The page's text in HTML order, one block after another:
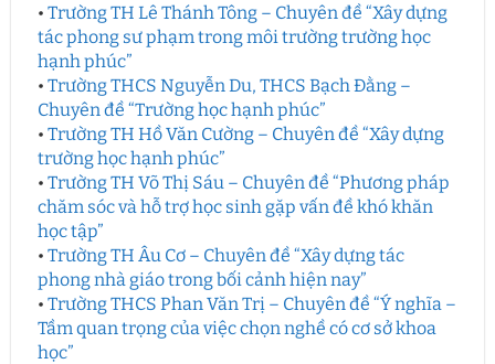
• Trường TH Lê Thánh Tông – Chuyên đề “Xây dựng
tác phong sư phạm trong môi trường trường học
hạnh phúc”
• Trường THCS Nguyễn Du, THCS Bạch Đằng –
Chuyên đề “Trường học hạnh phúc”
• Trường TH Hồ Văn Cường – Chuyên đề “Xây dựng
trường học hạnh phúc”
• Trường TH Võ Thị Sáu – Chuyên đề “Phương pháp
chăm sóc và hỗ trợ học sinh gặp vấn đề khó khăn
học tập”
• Trường TH Âu Cơ – Chuyên đề “Xây dựng tác
phong nhà giáo trong bối cảnh hiện nay”
• Trường THCS Phan Văn Trị – Chuyên đề “Ý nghĩa –
Tầm quan trọng của việc chọn nghề có cơ sở khoa
học”